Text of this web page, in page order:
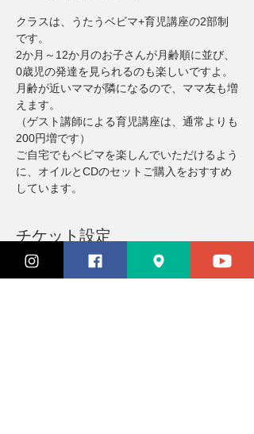
クラスは、うたうベビマ+育児講座の2部制
です。
2か月～12か月のお子さんが月齢順に並び、
0歳児の発達を見られるのも楽しいですよ。
月齢が近いママが隣になるので、ママ友も増
えます。
（ゲスト講師による育児講座は、通常よりも
200円増です）
ご自宅でもベビマを楽しんでいただけるよう
に、オイルとCDのセットご購入をおすすめ
しています。
チケット設定